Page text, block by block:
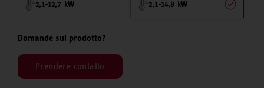
2,1-12,7 kW 2,1-14,8 kW
Domande sul prodotto?
Prendere contatto